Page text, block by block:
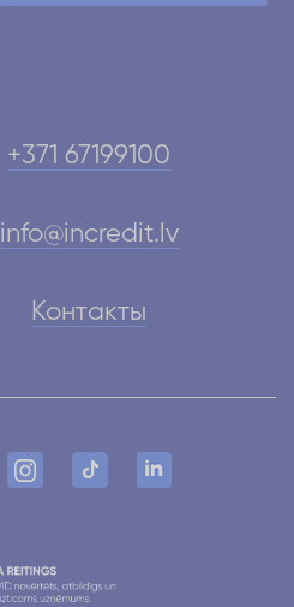
+371 67199100
info@incredit.lv
Контакты